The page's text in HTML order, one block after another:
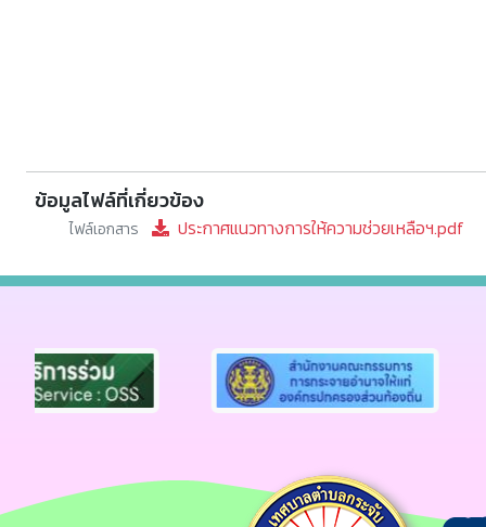
ข้อมูลไฟล์ที่เกี่ยวข้อง
ไฟล์เอกสาร ประกาศแนวทางการให้ความช่วยเหลือฯ.pdf
Previous